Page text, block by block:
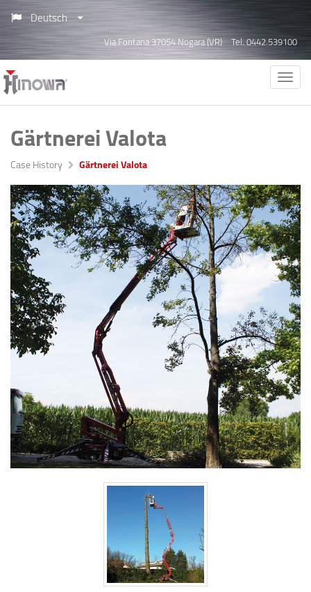
Deutsch
Via Fontana 37054 Nogara (VR) Tel. 0442.539100
Gärtnerei Valota
Case History Gärtnerei Valota